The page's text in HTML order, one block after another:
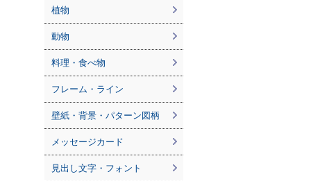
植物
動物
料理・食べ物
フレーム・ライン
壁紙・背景・パターン図柄
メッセージカード
見出し文字・フォント